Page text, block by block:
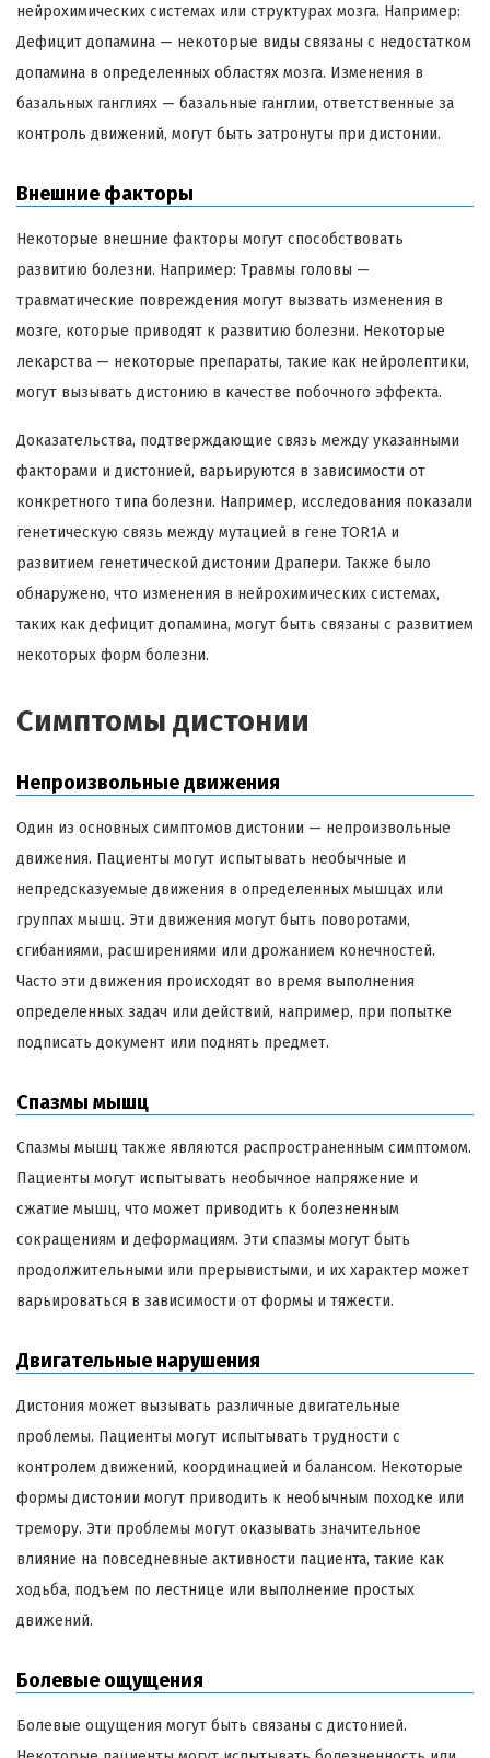
нейрохимических системах или структурах мозга. Например:
Дефицит допамина — некоторые виды связаны с недостатком
допамина в определенных областях мозга. Изменения в
базальных ганглиях — базальные ганглии, ответственные за
контроль движений, могут быть затронуты при дистонии.
Внешние факторы
Некоторые внешние факторы могут способствовать
развитию болезни. Например: Травмы головы —
травматические повреждения могут вызвать изменения в
мозге, которые приводят к развитию болезни. Некоторые
лекарства — некоторые препараты, такие как нейролептики,
могут вызывать дистонию в качестве побочного эффекта.
Доказательства, подтверждающие связь между указанными
факторами и дистонией, варьируются в зависимости от
конкретного типа болезни. Например, исследования показали
генетическую связь между мутацией в гене TOR1A и
развитием генетической дистонии Драпери. Также было
обнаружено, что изменения в нейрохимических системах,
таких как дефицит допамина, могут быть связаны с развитием
некоторых форм болезни.
Симптомы дистонии
Непроизвольные движения
Один из основных симптомов дистонии — непроизвольные
движения. Пациенты могут испытывать необычные и
непредсказуемые движения в определенных мышцах или
группах мышц. Эти движения могут быть поворотами,
сгибаниями, расширениями или дрожанием конечностей.
Часто эти движения происходят во время выполнения
определенных задач или действий, например, при попытке
подписать документ или поднять предмет.
Спазмы мышц
Спазмы мышц также являются распространенным симптомом.
Пациенты могут испытывать необычное напряжение и
сжатие мышц, что может приводить к болезненным
сокращениям и деформациям. Эти спазмы могут быть
продолжительными или прерывистыми, и их характер может
варьироваться в зависимости от формы и тяжести.
Двигательные нарушения
Дистония может вызывать различные двигательные
проблемы. Пациенты могут испытывать трудности с
контролем движений, координацией и балансом. Некоторые
формы дистонии могут приводить к необычным походке или
тремору. Эти проблемы могут оказывать значительное
влияние на повседневные активности пациента, такие как
ходьба, подъем по лестнице или выполнение простых
движений.
Болевые ощущения
Болевые ощущения могут быть связаны с дистонией.